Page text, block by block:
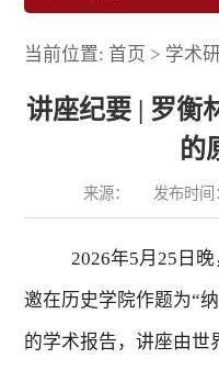
当前位置: 首页 > 学术
讲座纪要 | 罗衡
的
来源： 发布时间
2026年5月25 日
邀在历史学院作题为“
的学术报告，讲座由世